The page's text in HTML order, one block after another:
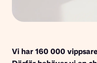
Vi har 160 000